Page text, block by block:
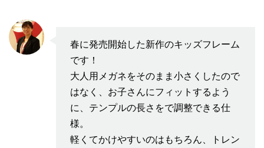
春に発売開始した新作のキッズフレーム
です！
大人用メガネをそのまま小さくしたので
はなく、お子さんにフィットするよう
に、テンプルの長さをで調整できる仕
様。
軽くてかけやすいのはもちろん、トレン